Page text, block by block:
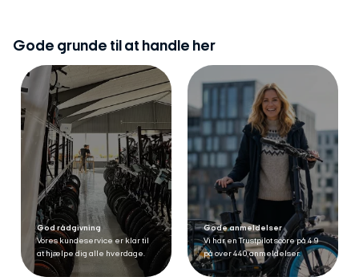
Gode grunde til at handle her
God rådgivning
Vores kundeservice er klar til
at hjælpe dig alle hverdage.
Gode anmeldelser
Vi har en Trustpilot score på 4.9
på over 440 anmeldelser.